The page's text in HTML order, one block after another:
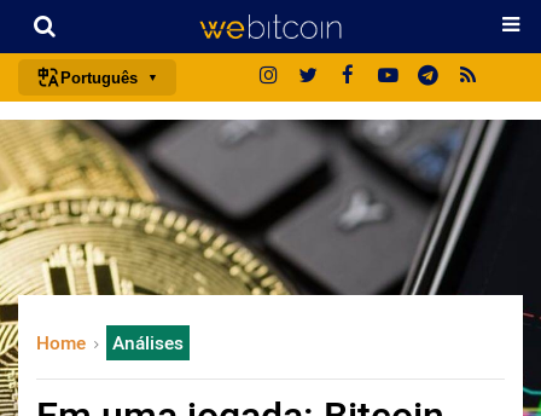
Português
português (BR)
english
español
français
italiano
日本語
Home Análises